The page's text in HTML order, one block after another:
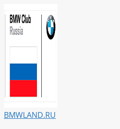
к
содержимому
BMWLAND.RU